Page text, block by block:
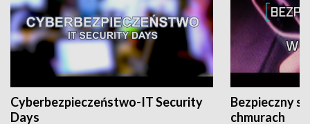
Cyberbezpieczeństwo-IT Security
Days
Bezpieczny
chmurach